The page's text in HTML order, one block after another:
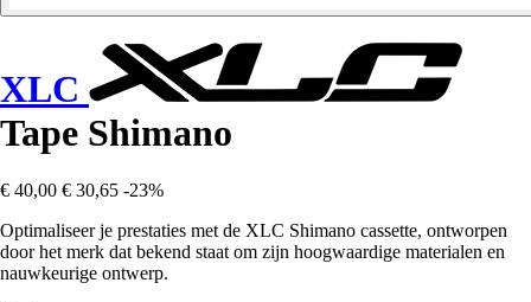
XLC
Tape Shimano
€ 40,00 € 30,65 -23%
Optimaliseer je prestaties met de XLC Shimano cassette, ontworpen
door het merk dat bekend staat om zijn hoogwaardige materialen en
nauwkeurige ontwerp.